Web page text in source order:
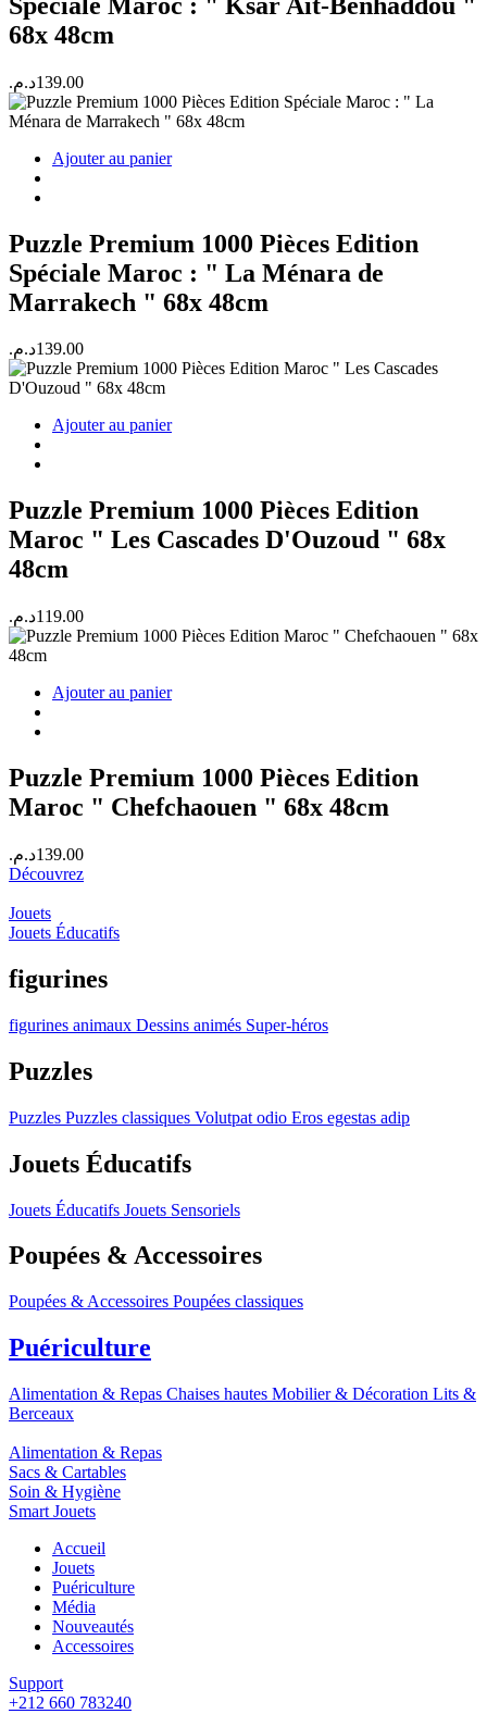
68x 48cm
139.00د.م.
Ajouter au panier
Puzzle Premium 1000 Pièces Edition
Spéciale Maroc : " La Ménara de
Marrakech " 68x 48cm
139.00د.م.
Ajouter au panier
Puzzle Premium 1000 Pièces Edition
Maroc " Les Cascades D'Ouzoud " 68x
48cm
119.00د.م.
Ajouter au panier
Puzzle Premium 1000 Pièces Edition
Maroc " Chefchaouen " 68x 48cm
139.00د.م.
Découvrez
Jouets
Jouets Éducatifs
figurines
figurines animaux Dessins animés Super-héros
Puzzles
Puzzles Puzzles classiques Volutpat odio Eros egestas adip
Jouets Éducatifs
Jouets Éducatifs Jouets Sensoriels
Poupées & Accessoires
Poupées & Accessoires Poupées classiques
Puériculture
Alimentation & Repas Chaises hautes Mobilier & Décoration Lits &
Berceaux
Alimentation & Repas
Sacs & Cartables
Soin & Hygiène
Smart Jouets
Accueil
Jouets
Puériculture
Média
Nouveautés
Accessoires
Support
+212 660 783240